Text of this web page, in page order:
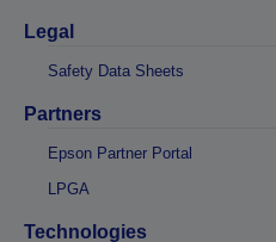
Legal
Safety Data Sheets
Partners
Epson Partner Portal
LPGA
Technologies